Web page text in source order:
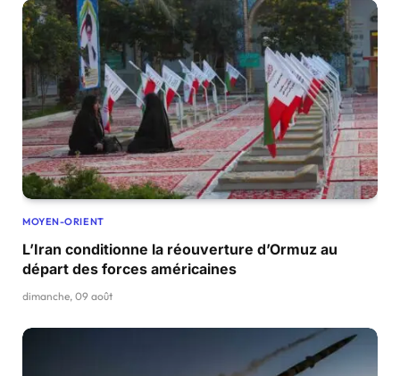
MOYEN-ORIENT
L’Iran conditionne la réouverture d’Ormuz au
départ des forces américaines
dimanche, 09 août